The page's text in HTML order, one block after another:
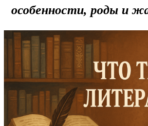
особенности, роды и